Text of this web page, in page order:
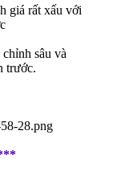
giá rất xấu với
sâu và
trước.